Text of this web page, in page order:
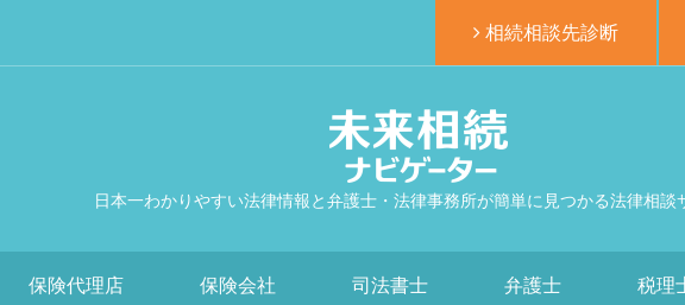
相続相談先診断
日本一わかりやすい法律情報と弁護士・法律事務所が簡単に見つかる法律相談
保険代理店 保険会社 司法書士 弁護士 税理